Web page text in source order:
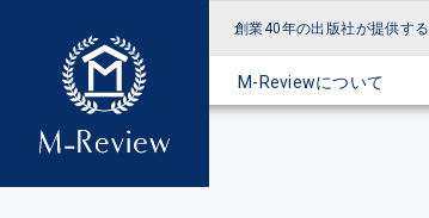
創業40年の出版社が提供する
M-Reviewについて